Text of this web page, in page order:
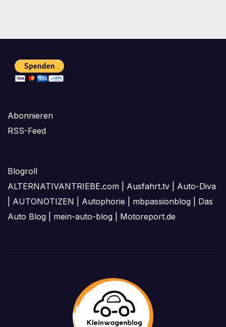
Abonnieren
RSS-Feed
Blogroll
ALTERNATIVANTRIEBE.com
Ausfahrt.tv
Auto-Diva
AUTONOTIZEN Autophorie mbpassionblog
Das
Auto Blog
mein-auto-blog Motoreport.de